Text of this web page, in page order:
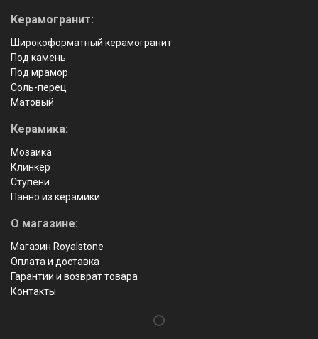
Керамогранит:
Широкоформатный керамогранит
Под камень
Под мрамор
Соль-перец
Матовый
Керамика:
Мозаика
Клинкер
Ступени
Панно из керамики
О магазине:
Магазин Royalstone
Оплата и доставка
Гарантии и возврат товара
Контакты